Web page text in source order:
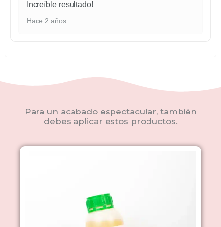
Increíble resultado!
Hace 2 años
Para un acabado espectacular, también
debes aplicar estos productos.